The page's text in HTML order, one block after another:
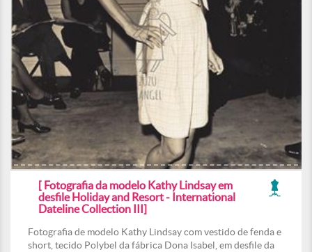
[ Fotografia da modelo Kathy Lindsay em
desfile Holiday and Resort - International
Dateline Collection III]
Fotografia de modelo Kathy Lindsay com vestido de fenda e
short, tecido Polybel da fábrica Dona Isabel, em desfile da